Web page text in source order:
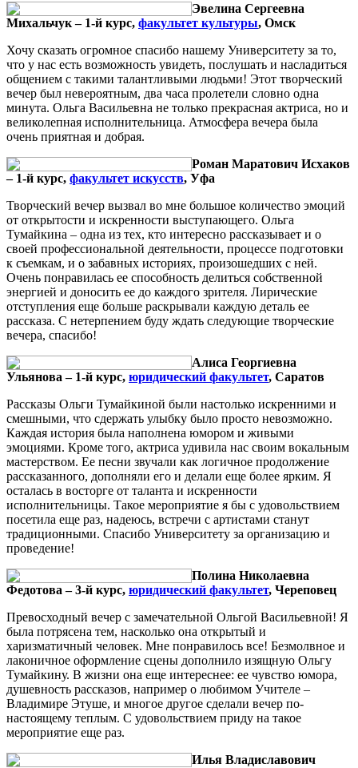
Эвелина Сергеевна
Михальчук – 1-й курс, факультет культуры, Омск
Хочу сказать огромное спасибо нашему Университету за то,
что у нас есть возможность увидеть, послушать и насладиться
общением с такими талантливыми людьми! Этот творческий
вечер был невероятным, два часа пролетели словно одна
минута. Ольга Васильевна не только прекрасная актриса, но и
великолепная исполнительница. Атмосфера вечера была
очень приятная и добрая.
Роман Маратович Исхаков
– 1-й курс, факультет искусств, Уфа
Творческий вечер вызвал во мне большое количество эмоций
от открытости и искренности выступающего. Ольга
Тумайкина – одна из тех, кто интересно рассказывает и о
своей профессиональной деятельности, процессе подготовки
к съемкам, и о забавных историях, произошедших с ней.
Очень понравилась ее способность делиться собственной
энергией и доносить ее до каждого зрителя. Лирические
отступления еще больше раскрывали каждую деталь ее
рассказа. С нетерпением буду ждать следующие творческие
вечера, спасибо!
Алиса Георгиевна
Ульянова – 1-й курс, юридический факультет, Саратов
Рассказы Ольги Тумайкиной были настолько искренними и
смешными, что сдержать улыбку было просто невозможно.
Каждая история была наполнена юмором и живыми
эмоциями. Кроме того, актриса удивила нас своим вокальным
мастерством. Ее песни звучали как логичное продолжение
рассказанного, дополняли его и делали еще более ярким. Я
осталась в восторге от таланта и искренности
исполнительницы. Такое мероприятие я бы с удовольствием
посетила еще раз, надеюсь, встречи с артистами станут
традиционными. Спасибо Университету за организацию и
проведение!
Полина Николаевна
Федотова – 3-й курс, юридический факультет, Череповец
Превосходный вечер с замечательной Ольгой Васильевной! Я
была потрясена тем, насколько она открытый и
харизматичный человек. Мне понравилось все! Безмолвное и
лаконичное оформление сцены дополнило изящную Ольгу
Тумайкину. В жизни она еще интереснее: ее чувство юмора,
душевность рассказов, например о любимом Учителе –
Владимире Этуше, и многое другое сделали вечер по-
настоящему теплым. С удовольствием приду на такое
мероприятие еще раз.
Илья Владиславович